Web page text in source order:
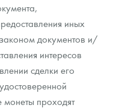
иных
документов и/
интересов
сделки его
монеты проходят